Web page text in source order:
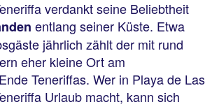
verdankt seine Beliebtheit
entlang seiner Küste. Etwa
jährlich zählt der mit rund
eher kleine Ort am
Teneriffas. Wer in Playa de Las
Urlaub macht, kann sich